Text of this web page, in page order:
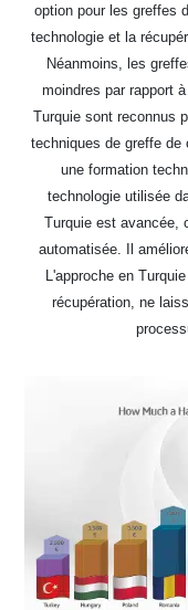
option pour les greffes
technologie et la
Néanmoins, les
moindres par rapport
Turquie sont reconnus
techniques de greffe de
une formation
technologie utilisée
Turquie est avancée,
automatisée. Il
L'approche en
récupération, ne